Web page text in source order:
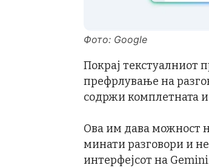
Фото: Google
Покрај текстуалниот
префрлување на
содржи комплетната
Ова им дава можност
минати разговори и
интерфејсот на